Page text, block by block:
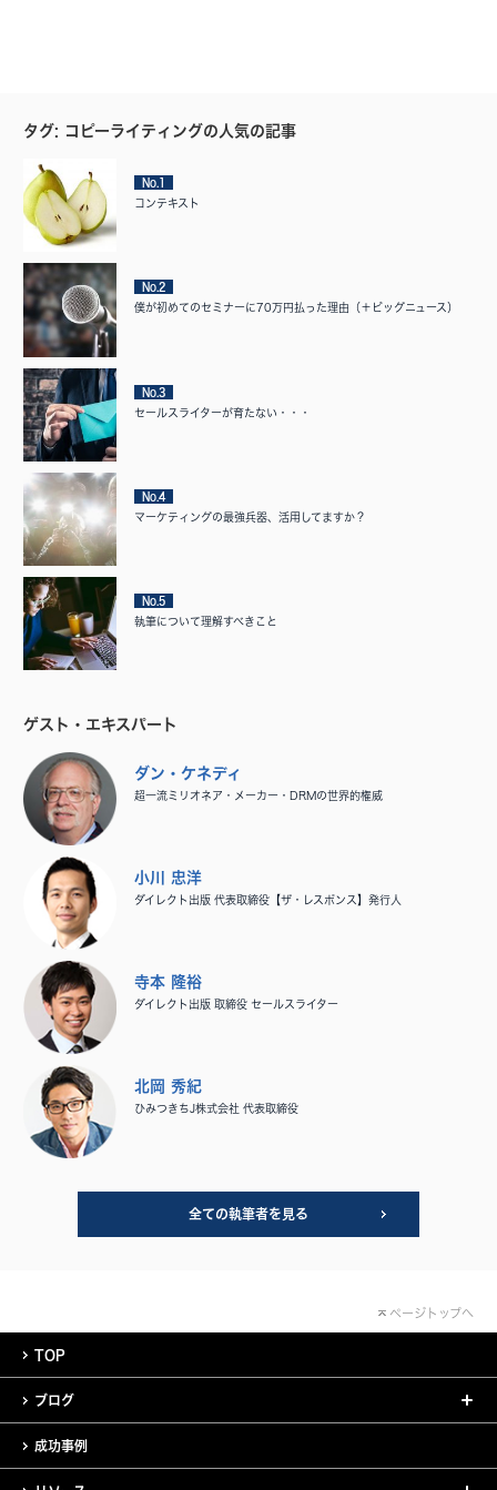
タグ: コピーライティングの人気の記事
No.1
コンテキスト
No.2
僕が初めてのセミナーに70万円払った理由（＋ビッグニュース）
No.3
セールスライターが育たない・・・
No.4
マーケティングの最強兵器、活用してますか？
No.5
執筆について理解すべきこと
ゲスト・エキスパート
ダン・ケネディ
超一流ミリオネア・メーカー・DRMの世界的権威
小川 忠洋
ダイレクト出版 代表取締役【ザ・レスポンス】発行人
寺本 隆裕
ダイレクト出版 取締役 セールスライター
北岡 秀紀
ひみつきちJ株式会社 代表取締役
全ての執筆者を見る
ページトップへ
TOP
ブログ
成功事例